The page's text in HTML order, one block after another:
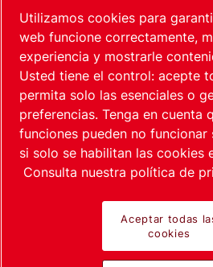
Mapa del sitioAdministrar cookies©
Mexico /
Utilizamos cookies para
web funcione correctamente,
experiencia y mostrarle
Usted tiene el control: acepte
permita solo las esenciales o
preferencias. Tenga en cuenta
funciones pueden no funcionar
si solo se habilitan las cookies
Consulta nuestra política de
Aceptar todas
cookies